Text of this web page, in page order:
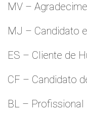
MV –
MJ – Candidato
ES – Cliente de
CF – Candidato
BL – Profissional